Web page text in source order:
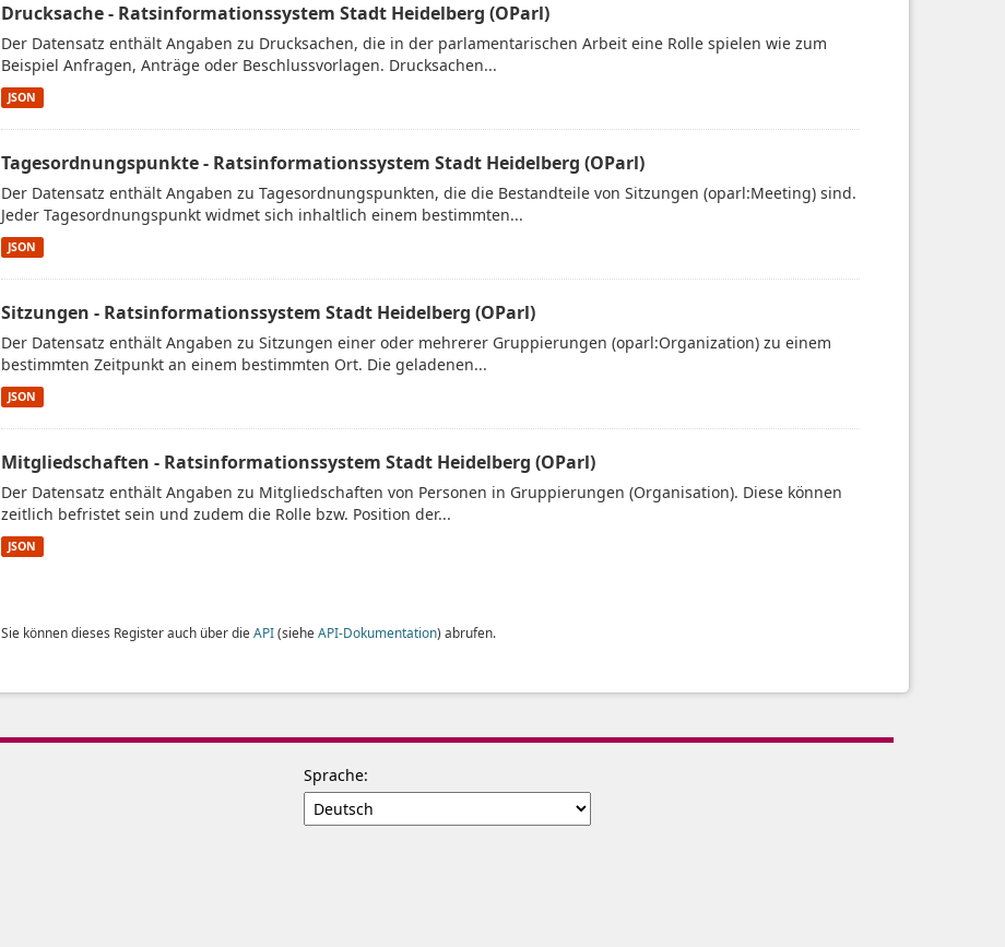
Drucksache - Ratsinformationssystem Stadt Heidelberg (OParl)
Der Datensatz enthält Angaben zu Drucksachen, die in der parlamentarischen Arbeit eine Rolle spielen wie zum
Beispiel Anfragen, Anträge oder Beschlussvorlagen. Drucksachen...
JSON
Tagesordnungspunkte - Ratsinformationssystem Stadt Heidelberg (OParl)
Der Datensatz enthält Angaben zu Tagesordnungspunkten, die die Bestandteile von Sitzungen (oparl:Meeting) sind.
Jeder Tagesordnungspunkt widmet sich inhaltlich einem bestimmten...
JSON
Sitzungen - Ratsinformationssystem Stadt Heidelberg (OParl)
Der Datensatz enthält Angaben zu Sitzungen einer oder mehrerer Gruppierungen (oparl:Organization) zu einem
bestimmten Zeitpunkt an einem bestimmten Ort. Die geladenen...
JSON
Mitgliedschaften - Ratsinformationssystem Stadt Heidelberg (OParl)
Der Datensatz enthält Angaben zu Mitgliedschaften von Personen in Gruppierungen (Organisation). Diese können
zeitlich befristet sein und zudem die Rolle bzw. Position der...
JSON
Sie können dieses Register auch über die API(siehe API-Dokumentation) abrufen.
Sprache